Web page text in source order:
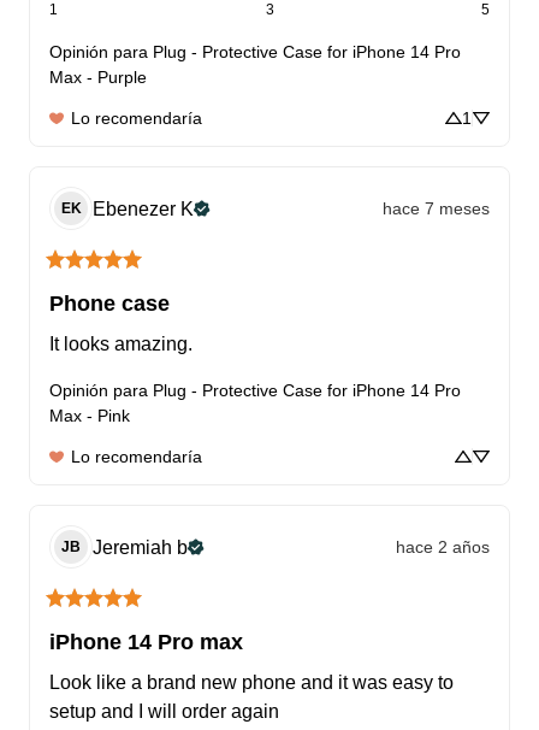
1 3 5
Opinión para Plug - Protective Case for iPhone 14 Pro
Max - Purple
Lo recomendaría 1
EK Ebenezer K hace 7 meses
Phone case
It looks amazing.
Opinión para Plug - Protective Case for iPhone 14 Pro
Max - Pink
Lo recomendaría
JB Jeremiah b hace 2 años
iPhone 14 Pro max
Look like a brand new phone and it was easy to
setup and I will order again